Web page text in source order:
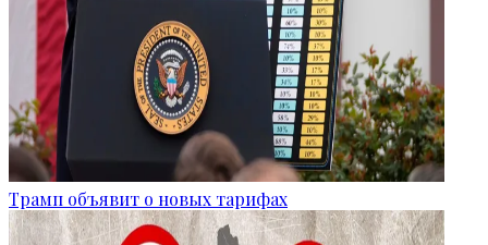
Трамп объявит о новых тарифах